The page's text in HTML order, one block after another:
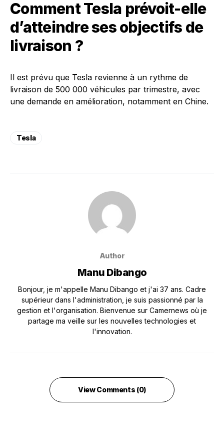
Comment Tesla prévoit-elle
d’atteindre ses objectifs de
livraison ?
Il est prévu que Tesla revienne à un rythme de
livraison de 500 000 véhicules par trimestre, avec
une demande en amélioration, notamment en Chine.
Tesla
Author
Manu Dibango
Bonjour, je m'appelle Manu Dibango et j'ai 37 ans. Cadre
supérieur dans l'administration, je suis passionné par la
gestion et l'organisation. Bienvenue sur Camernews où je
partage ma veille sur les nouvelles technologies et
l'innovation.
View Comments (0)